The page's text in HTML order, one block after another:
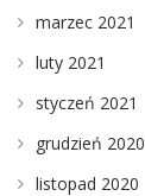
marzec 2021
luty 2021
styczeń 2021
grudzień 2020
listopad 2020